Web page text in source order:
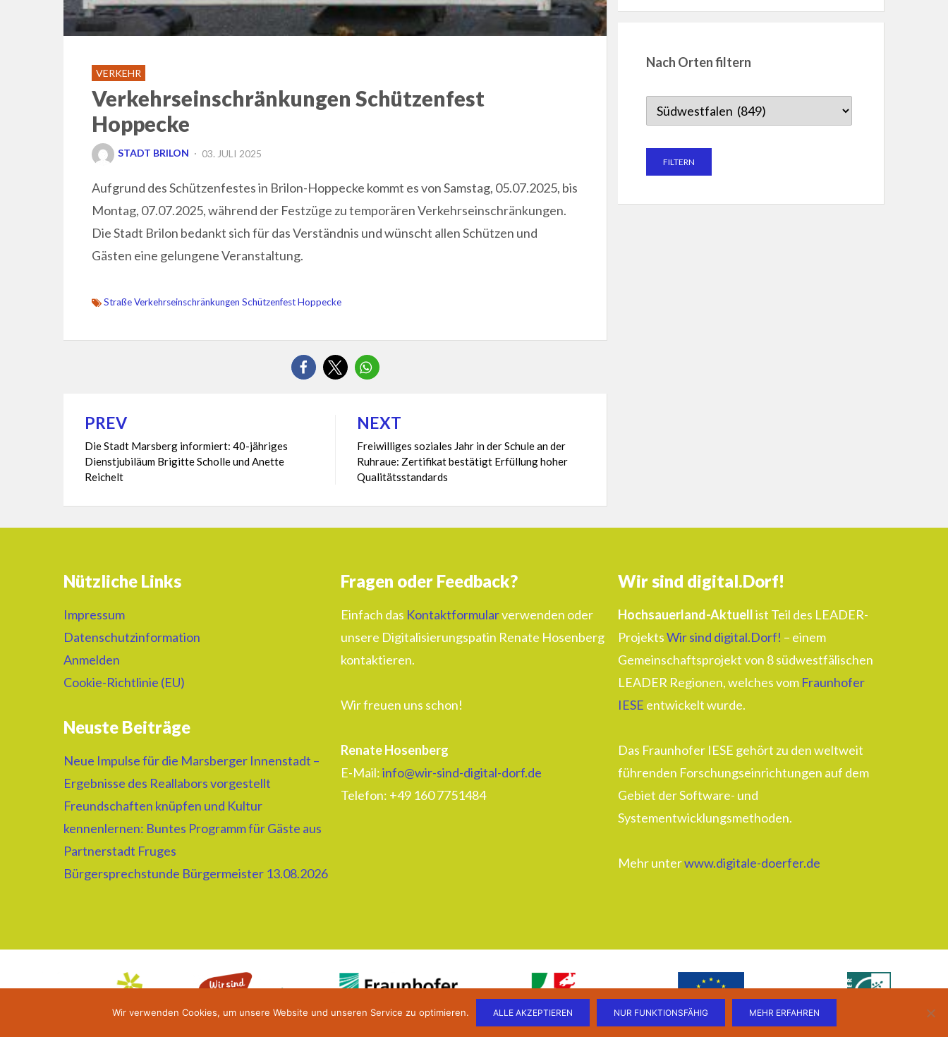
VERKEHR
Verkehrseinschränkungen Schützenfest
Hoppecke
STADT BRILON
POSTED
03. JULI 2025
Aufgrund des Schützenfestes in Brilon-Hoppecke kommt es von Samstag, 05.07.2025, bis
Montag, 07.07.2025, während der Festzüge zu temporären Verkehrseinschränkungen.
Die Stadt Brilon bedankt sich für das Verständnis und wünscht allen Schützen und
Gästen eine gelungene Veranstaltung.
Straße Verkehrseinschränkungen Schützenfest Hoppecke
Beitragsnavigation
PREV
Die Stadt Marsberg informiert: 40-jähriges
Dienstjubiläum Brigitte Scholle und Anette
Reichelt
NEXT
Freiwilliges soziales Jahr in der Schule an der
Ruhraue: Zertifikat bestätigt Erfüllung hoher
Qualitätsstandards
Nach Orten filtern
Nützliche Links
Impressum
Datenschutzinformation
Anmelden
Cookie-Richtlinie (EU)
Neuste Beiträge
Neue Impulse für die Marsberger Innenstadt –
Ergebnisse des Reallabors vorgestellt
Freundschaften knüpfen und Kultur
kennenlernen: Buntes Programm für Gäste aus
Partnerstadt Fruges
Bürgersprechstunde Bürgermeister 13.08.2026
Fragen oder Feedback?
Einfach das Kontaktformularverwenden oder
unsere Digitalisierungspatin Renate Hosenberg
kontaktieren.
Wir freuen uns schon!
Renate Hosenberg
E-Mail:info@wir-sind-digital-dorf.de
Telefon: ‭+49 160 7751484‬
Wir sind digital.Dorf!
Hochsauerland-Aktuellist Teil des LEADER-
ProjektsWir sind digital.Dorf! – einem
Gemeinschaftsprojekt von 8 südwestfälischen
LEADER Regionen, welches vom Fraunhofer
IESE entwickelt wurde.
Das Fraunhofer IESE gehört zu den weltweit
führenden Forschungseinrichtungen auf dem
Gebiet der Software- und
Systementwicklungsmethoden.
Mehr unterwww.digitale-doerfer.de
Wir verwenden Cookies, um unsere Website und unseren Service zu optimieren. ALLE AKZEPTIEREN NUR FUNKTIONSFÄHIG MEHR ERFAHREN